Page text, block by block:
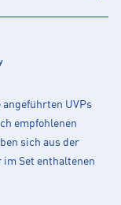
UVPs
empfohlenen
sich aus der
Set enthaltenen